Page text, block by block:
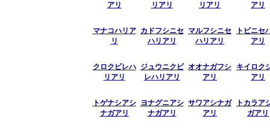
アリ
リアリ
リアリ
アリ
マナコハリア
リ
カドフシニセ
ハリアリ
マルフシニセ
ハリアリ
トビニセ
アリ
クロクビレハ
リアリ
ジュウニクビ
レハリアリ
オオナガフシ
アリ
キイロク
アリ
トゲナシアシ
ナガアリ
ヨナグニアシ
ナガアリ
サワアシナガ
アリ
トカラア
ガアリ